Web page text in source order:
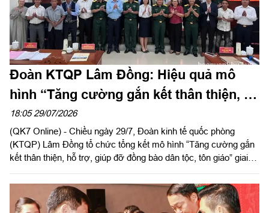
Đoàn KTQP Lâm Đồng: Hiệu quả mô
hình “Tăng cường gắn kết thân thiện, hỗ
trợ, giúp đỡ đồng bào dân tộc, tôn giáo”
18:05 29/07/2026
(QK7 Online) - Chiều ngày 29/7, Đoàn kinh tế quốc phòng
(KTQP) Lâm Đồng tổ chức tổng kết mô hình “Tăng cường gắn
kết thân thiện, hỗ trợ, giúp đỡ đồng bào dân tộc, tôn giáo” giai
Chính trị Quân khu dự chỉ đạo hội nghị.